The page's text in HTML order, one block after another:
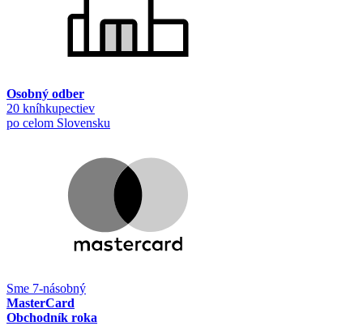
Osobný odber
20 kníhkupectiev
po celom Slovensku
Sme 7-násobný
MasterCard
Obchodník roka